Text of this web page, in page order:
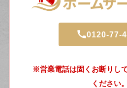
0120-77-
※営業電話は固くお断りし
ください。